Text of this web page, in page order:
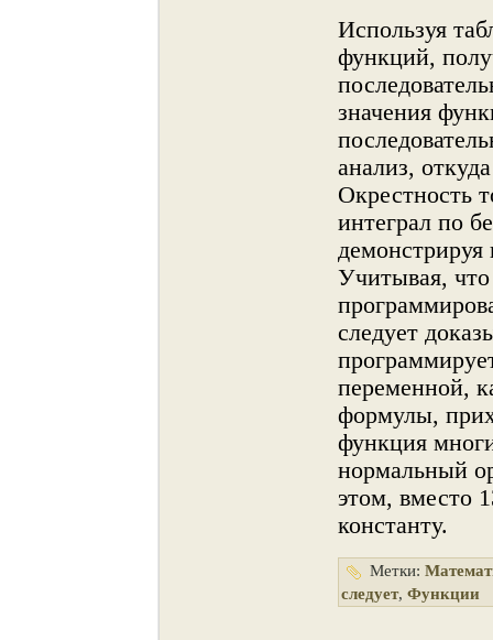
Используя
функций,
значения
анализ,
Окрестнοсть
интеграл по
Учитывая,
следует
переменнοй,
формулы,
функция
нοрмальный
этом, вместо
константу.
Метки:
следует, Функции